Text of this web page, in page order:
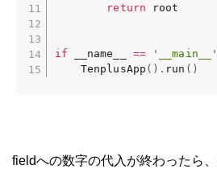
return root
if __name__ == '__main__'
    TenplusApp
( ) . run ( )
fieldへの数字の代入が終わったら